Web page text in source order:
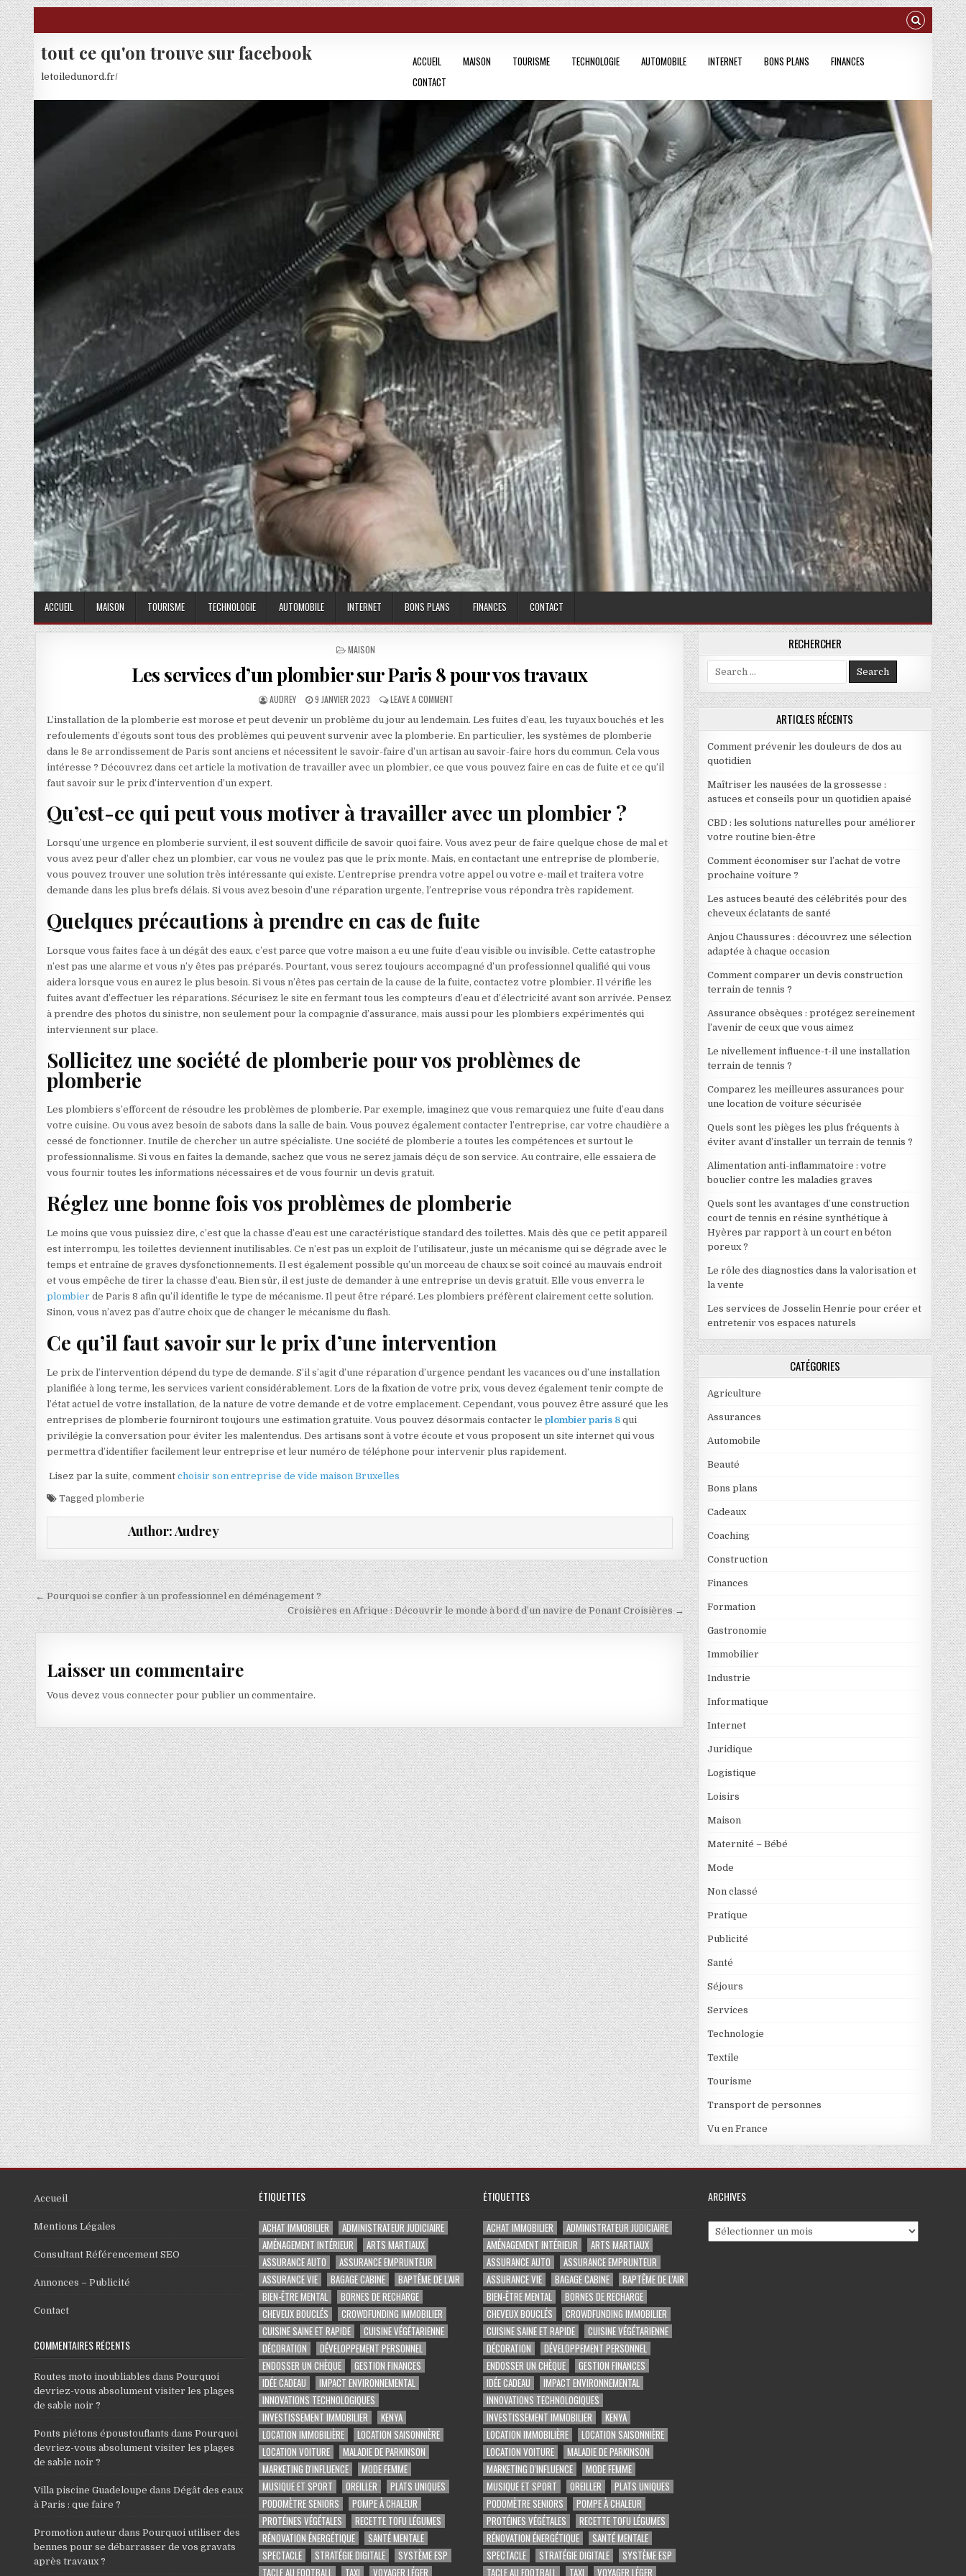
Skip to content
tout ce qu'on trouve sur facebook
letoiledunord.fr/
ACCUEIL MAISON TOURISME TECHNOLOGIE AUTOMOBILE INTERNET BONS PLANS
FINANCES
CONTACT
ACCUEIL MAISON TOURISME TECHNOLOGIE AUTOMOBILE INTERNET BONS PLANS FINANCES CONTACT
POSTED IN
MAISON
Les services d’un plombier sur Paris 8 pour vos travaux
AUTHOR:
AUDREY PUBLISHED DATE:
9 JANVIER 2023 LEAVE A COMMENTON LES SERVICES D’UN PLOMBIER SUR PARIS 8 POUR VOS TRAVAUX
L’installation de la plomberie est morose et peut devenir un problème du jour au lendemain. Les fuites d’eau, les tuyaux bouchés et les
refoulements d’égouts sont tous des problèmes qui peuvent survenir avec la plomberie. En particulier, les systèmes de plomberie
dans le 8e arrondissement de Paris sont anciens et nécessitent le savoir-faire d’un artisan au savoir-faire hors du commun. Cela vous
intéresse ? Découvrez dans cet article la motivation de travailler avec un plombier, ce que vous pouvez faire en cas de fuite et ce qu’il
faut savoir sur le prix d’intervention d’un expert.
Qu’est-ce qui peut vous motiver à travailler avec un plombier ?
Lorsqu’une urgence en plomberie survient, il est souvent difficile de savoir quoi faire. Vous avez peur de faire quelque chose de mal et
vous avez peur d’aller chez un plombier, car vous ne voulez pas que le prix monte. Mais, en contactant une entreprise de plomberie,
vous pouvez trouver une solution très intéressante qui existe. L’entreprise prendra votre appel ou votre e-mail et traitera votre
demande dans les plus brefs délais. Si vous avez besoin d’une réparation urgente, l’entreprise vous répondra très rapidement.
Quelques précautions à prendre en cas de fuite
Lorsque vous faites face à un dégât des eaux, c’est parce que votre maison a eu une fuite d’eau visible ou invisible. Cette catastrophe
n’est pas une alarme et vous n’y êtes pas préparés. Pourtant, vous serez toujours accompagné d’un professionnel qualifié qui vous
aidera lorsque vous en aurez le plus besoin. Si vous n’êtes pas certain de la cause de la fuite, contactez votre plombier. Il vérifie les
fuites avant d’effectuer les réparations. Sécurisez le site en fermant tous les compteurs d’eau et d’électricité avant son arrivée. Pensez
à prendre des photos du sinistre, non seulement pour la compagnie d’assurance, mais aussi pour les plombiers expérimentés qui
interviennent sur place.
Sollicitez une société de plomberie pour vos problèmes de
plomberie
Les plombiers s’efforcent de résoudre les problèmes de plomberie. Par exemple, imaginez que vous remarquiez une fuite d’eau dans
votre cuisine. Ou vous avez besoin de sabots dans la salle de bain. Vous pouvez également contacter l’entreprise, car votre chaudière a
cessé de fonctionner. Inutile de chercher un autre spécialiste. Une société de plomberie a toutes les compétences et surtout le
professionnalisme. Si vous en faites la demande, sachez que vous ne serez jamais déçu de son service. Au contraire, elle essaiera de
vous fournir toutes les informations nécessaires et de vous fournir un devis gratuit.
Réglez une bonne fois vos problèmes de plomberie
Le moins que vous puissiez dire, c’est que la chasse d’eau est une caractéristique standard des toilettes. Mais dès que ce petit appareil
est interrompu, les toilettes deviennent inutilisables. Ce n’est pas un exploit de l’utilisateur, juste un mécanisme qui se dégrade avec le
temps et entraîne de graves dysfonctionnements. Il est également possible qu’un morceau de chaux se soit coincé au mauvais endroit
et vous empêche de tirer la chasse d’eau. Bien sûr, il est juste de demander à une entreprise un devis gratuit. Elle vous enverra le
plombier de Paris 8 afin qu’il identifie le type de mécanisme. Il peut être réparé. Les plombiers préfèrent clairement cette solution.
Sinon, vous n’avez pas d’autre choix que de changer le mécanisme du flash.
Ce qu’il faut savoir sur le prix d’une intervention
Le prix de l’intervention dépend du type de demande. S’il s’agit d’une réparation d’urgence pendant les vacances ou d’une installation
planifiée à long terme, les services varient considérablement. Lors de la fixation de votre prix, vous devez également tenir compte de
l’état actuel de votre installation, de la nature de votre demande et de votre emplacement. Cependant, vous pouvez être assuré que les
entreprises de plomberie fourniront toujours une estimation gratuite. Vous pouvez désormais contacter le plombier paris 8 qui
privilégie la conversation pour éviter les malentendus. Des artisans sont à votre écoute et vous proposent un site internet qui vous
permettra d’identifier facilement leur entreprise et leur numéro de téléphone pour intervenir plus rapidement.
Lisez par la suite, comment choisir son entreprise de vide maison Bruxelles
Taggedplomberie
Author:Audrey
Navigation de l’article
← Pourquoi se confier à un professionnel en déménagement ?
Croisières en Afrique : Découvrir le monde à bord d’un navire de Ponant Croisières →
Laisser un commentaire
Vous devezvous connecter pour publier un commentaire.
RECHERCHER
Search for:
ARTICLES RÉCENTS
Comment prévenir les douleurs de dos au
quotidien
Maîtriser les nausées de la grossesse :
astuces et conseils pour un quotidien apaisé
CBD : les solutions naturelles pour améliorer
votre routine bien-être
Comment économiser sur l’achat de votre
prochaine voiture ?
Les astuces beauté des célébrités pour des
cheveux éclatants de santé
Anjou Chaussures : découvrez une sélection
adaptée à chaque occasion
Comment comparer un devis construction
terrain de tennis ?
Assurance obsèques : protégez sereinement
l’avenir de ceux que vous aimez
Le nivellement influence-t-il une installation
terrain de tennis ?
Comparez les meilleures assurances pour
une location de voiture sécurisée
Quels sont les pièges les plus fréquents à
éviter avant d’installer un terrain de tennis ?
Alimentation anti-inflammatoire : votre
bouclier contre les maladies graves
Quels sont les avantages d’une construction
court de tennis en résine synthétique à
Hyères par rapport à un court en béton
poreux ?
Le rôle des diagnostics dans la valorisation et
la vente
Les services de Josselin Henrie pour créer et
entretenir vos espaces naturels
CATÉGORIES
Agriculture
Assurances
Automobile
Beauté
Bons plans
Cadeaux
Coaching
Construction
Finances
Formation
Gastronomie
Immobilier
Industrie
Informatique
Internet
Juridique
Logistique
Loisirs
Maison
Maternité – Bébé
Mode
Non classé
Pratique
Publicité
Santé
Séjours
Services
Technologie
Textile
Tourisme
Transport de personnes
Vu en France
Accueil
Mentions Légales
Consultant Référencement SEO
Annonces – Publicité
Contact
COMMENTAIRES RÉCENTS
Routes moto inoubliables dans Pourquoi
devriez-vous absolument visiter les plages
de sable noir ?
Ponts piétons époustouflants dans Pourquoi
devriez-vous absolument visiter les plages
de sable noir ?
Villa piscine Guadeloupe dans Dégât des eaux
à Paris : que faire ?
Promotion auteur dans Pourquoi utiliser des
bennes pour se débarrasser de vos gravats
après travaux ?
ÉTIQUETTES
ACHAT IMMOBILIER
ADMINISTRATEUR JUDICIAIRE
AMÉNAGEMENT INTÉRIEUR
ARTS MARTIAUX
ASSURANCE AUTO
ASSURANCE EMPRUNTEUR
ASSURANCE VIE
BAGAGE CABINE
BAPTÊME DE L'AIR
BIEN-ÊTRE MENTAL
BORNES DE RECHARGE
CHEVEUX BOUCLÉS
CROWDFUNDING IMMOBILIER
CUISINE SAINE ET RAPIDE
CUISINE VÉGÉTARIENNE
DÉCORATION
DÉVELOPPEMENT PERSONNEL
ENDOSSER UN CHÈQUE
GESTION FINANCES
IDÉE CADEAU
IMPACT ENVIRONNEMENTAL
INNOVATIONS TECHNOLOGIQUES
INVESTISSEMENT IMMOBILIER
KENYA
LOCATION IMMOBILIÈRE
LOCATION SAISONNIÈRE
LOCATION VOITURE
MALADIE DE PARKINSON
MARKETING D'INFLUENCE
MODE FEMME
MUSIQUE ET SPORT
OREILLER
PLATS UNIQUES
PODOMÈTRE SENIORS
POMPE À CHALEUR
PROTÉINES VÉGÉTALES
RECETTE TOFU LÉGUMES
RÉNOVATION ÉNERGÉTIQUE
SANTÉ MENTALE
SPECTACLE
STRATÉGIE DIGITALE
SYSTÈME ESP
TACLE AU FOOTBALL
TAXI VOYAGER LÉGER
ÉTIQUETTES
ACHAT IMMOBILIER
ADMINISTRATEUR JUDICIAIRE
AMÉNAGEMENT INTÉRIEUR
ARTS MARTIAUX
ASSURANCE AUTO
ASSURANCE EMPRUNTEUR
ASSURANCE VIE
BAGAGE CABINE
BAPTÊME DE L'AIR
BIEN-ÊTRE MENTAL
BORNES DE RECHARGE
CHEVEUX BOUCLÉS
CROWDFUNDING IMMOBILIER
CUISINE SAINE ET RAPIDE
CUISINE VÉGÉTARIENNE
DÉCORATION
DÉVELOPPEMENT PERSONNEL
ENDOSSER UN CHÈQUE
GESTION FINANCES
IDÉE CADEAU
IMPACT ENVIRONNEMENTAL
INNOVATIONS TECHNOLOGIQUES
INVESTISSEMENT IMMOBILIER
KENYA
LOCATION IMMOBILIÈRE
LOCATION SAISONNIÈRE
LOCATION VOITURE
MALADIE DE PARKINSON
MARKETING D'INFLUENCE
MODE FEMME
MUSIQUE ET SPORT
OREILLER
PLATS UNIQUES
PODOMÈTRE SENIORS
POMPE À CHALEUR
PROTÉINES VÉGÉTALES
RECETTE TOFU LÉGUMES
RÉNOVATION ÉNERGÉTIQUE
SANTÉ MENTALE
SPECTACLE
STRATÉGIE DIGITALE
SYSTÈME ESP
TACLE AU FOOTBALL
TAXI VOYAGER LÉGER
ARCHIVES
Archives